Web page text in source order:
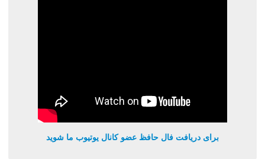
برای دریافت فال حافظ عضو کانال یوتیوب ما شوید